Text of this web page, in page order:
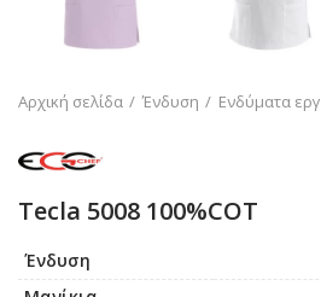
Αρχική σελίδα Ένδυση Ενδύματα
Tecla 5008 100%COT
Ένδυση